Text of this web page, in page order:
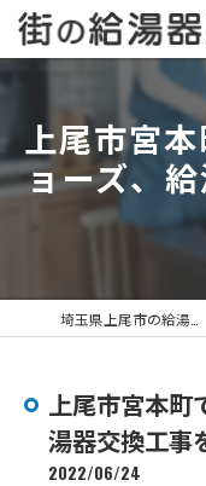
上尾市宮
ョーズ、
上尾市宮本町
湯器交換工事
2022/06/24